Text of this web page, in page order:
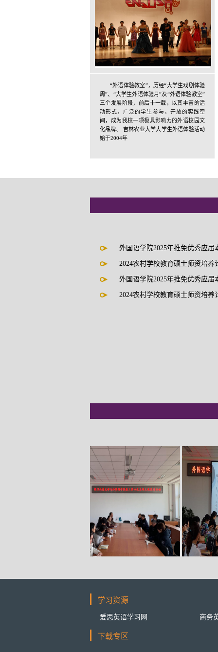
“外语体验教室”，历经“大学生戏剧体验
周”、“大学生外语体验月”及“外语体验教室”
三个发展阶段，前后十一载，以其丰富的活
动形式，广泛的学生参与，开放的实践空
间，成为我校一项极具影响力的外语校园文
化品牌。 吉林农业大学大学生外语体验活动
始于2004年
外国语学院2025年推免优秀应
2024农村学校教育硕士师资培养
外国语学院2025年推免优秀应
2024农村学校教育硕士师资培养
学习资源
爱思英语学习网 商务
下载专区